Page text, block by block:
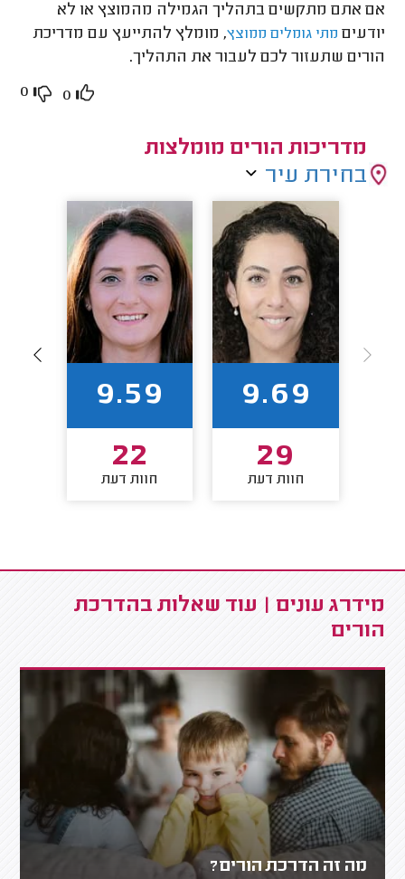
אם אתם מתקשים בתהליך הגמילה מהמוצץ או לא
יודעים מתי גומלים ממוצץ, מומלץ להתייעץ עם מדריכת
הורים שתעזור לכם לעבור את התהליך.
0
0
מדריכות הורים מומלצות
בחירת עיר
9.69
29
חוות דעת
9.59
22
חוות דעת
מידרג עונים | עוד שאלות בהדרכת
הורים
מה זה הדרכת הורים?